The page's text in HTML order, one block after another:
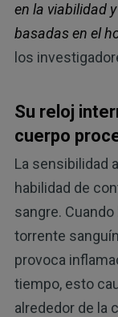
en la viabilidad
basadas en el
los
Su reloj
cuerpo
La sensibilidad
habilidad de
sangre.
torrente
provoca
tiempo, esto
alrededor de la